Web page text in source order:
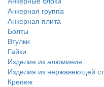
Анкерная группа
Анкерная плита
Болты
Втулки
Гайки
Изделия из алюминия
Изделия из нержавеющей
Крепеж